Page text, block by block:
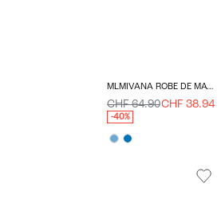
MLMIVANA ROBE DE MATERNITÉ
CHF 64.90CHF 38.94
-40%